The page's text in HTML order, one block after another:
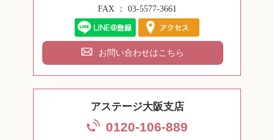
FAX ： 03-5577-3661
お問い合わせはこちら
アステージ大阪支店
0120-106-889